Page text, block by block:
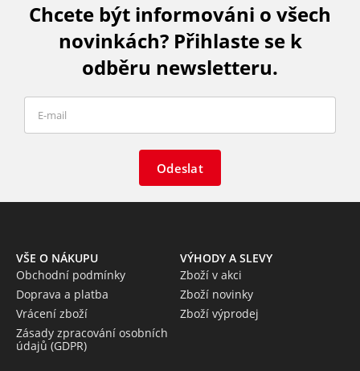
Chcete být informováni o všech
novinkách? Přihlaste se k
odběru newsletteru.
Odeslat
VŠE O NÁKUPU
Obchodní podmínky
Doprava a platba
Vrácení zboží
Zásady zpracování osobních
údajů (GDPR)
VÝHODY A SLEVY
Zboží v akci
Zboží novinky
Zboží výprodej